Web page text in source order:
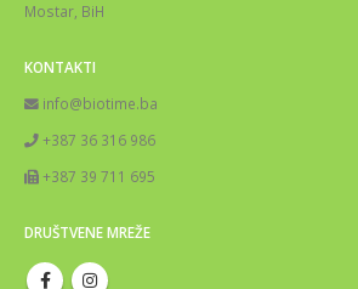
Mostar, BiH
KONTAKTI
info@biotime.ba
+387 36 316 986
+387 39 711 695
DRUŠTVENE MREŽE